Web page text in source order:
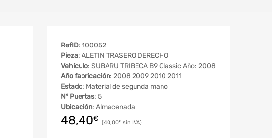
RefID: 100052
Pieza: ALETIN TRASERO DERECHO
Vehículo: SUBARU TRIBECA B9 Classic Año: 2008
Año fabricación: 2008 2009 2010 2011
Estado: Material de segunda mano
Nº Puertas: 5
Ubicación: Almacenada
48,40€ 40,00€